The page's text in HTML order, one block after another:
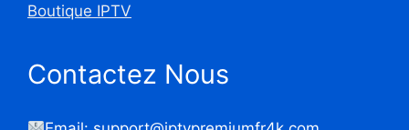
Boutique IPTV
Contactez Nous